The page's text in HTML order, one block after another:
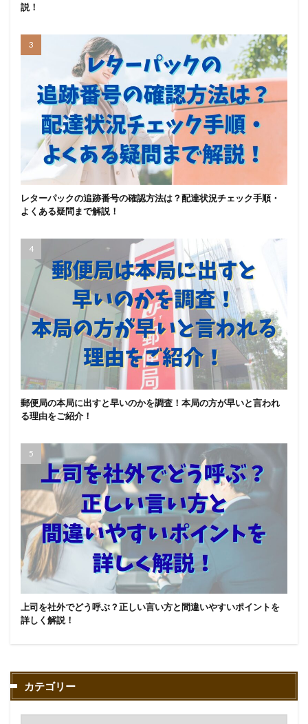
説！
レターパックの追跡番号の確認方法は？配達状況チェック手順・
よくある疑問まで解説！
郵便局の本局に出すと早いのかを調査！本局の方が早いと言われ
る理由をご紹介！
上司を社外でどう呼ぶ？正しい言い方と間違いやすいポイントを
詳しく解説！
カテゴリー